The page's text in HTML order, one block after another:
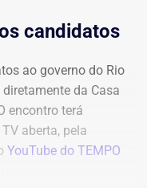
candidatos
ao governo do Rio
da Casa
encontro terá
aberta, pela
YouTube do TEMPO